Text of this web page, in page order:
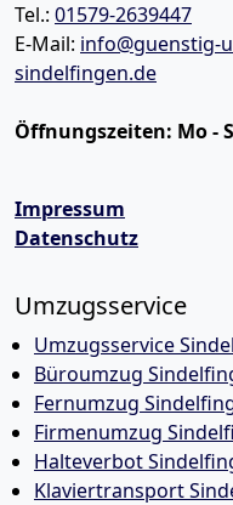
Tel.: 01579-2639447
E-Mail: info@guenstig-
sindelfingen.de
Öffnungszeiten: Mo -
Impressum
Datenschutz
Umzugsservice
Umzugsservice
Büroumzug
Fernumzug
Firmenumzug
Halteverbot
Klaviertransport